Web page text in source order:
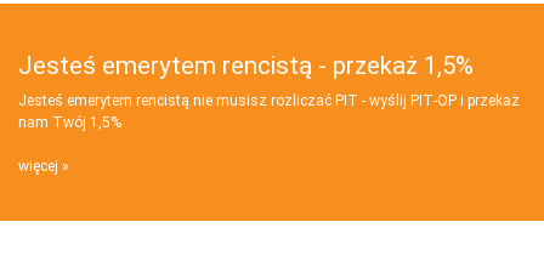
Jesteś emerytem rencistą - przekaż 1,5%
Jesteś emerytem rencistą nie musisz rozliczać PIT - wyślij PIT‑OP i przekaż
nam Twój 1,5%
więcej